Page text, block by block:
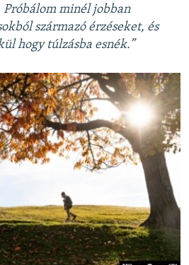
Próbálom minél jobban
származó érzéseket, és
hogy túlzásba esnék.”